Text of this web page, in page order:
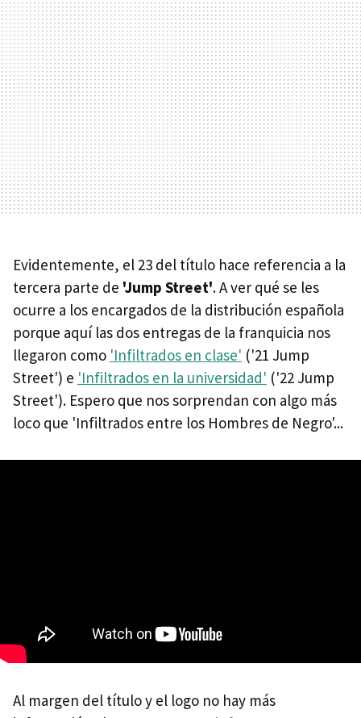
Evidentemente, el 23 del título hace referencia a la
tercera parte de 'Jump Street'. A ver qué se les
ocurre a los encargados de la distribución española
porque aquí las dos entregas de la franquicia nos
llegaron como 'Infiltrados en clase' ('21 Jump
Street') e 'Infiltrados en la universidad' ('22 Jump
Street'). Espero que nos sorprendan con algo más
loco que 'Infiltrados entre los Hombres de Negro'...
Al margen del título y el logo no hay más